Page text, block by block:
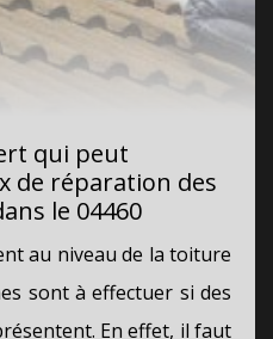
qui peut
de réparation des
le 04460
au niveau de la toiture
sont à effectuer si des
En effet, il faut